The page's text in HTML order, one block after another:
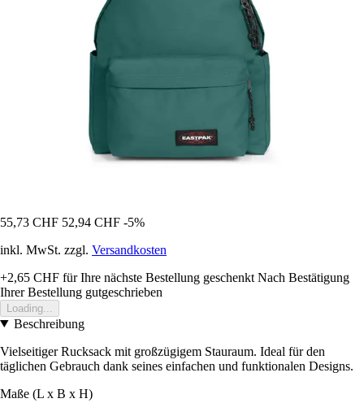
55,73 CHF 52,94 CHF -5%
inkl. MwSt. zzgl. Versandkosten
+2,65 CHF für Ihre nächste Bestellung geschenkt Nach Bestätigung
Ihrer Bestellung gutgeschrieben
Loading...
Beschreibung
Vielseitiger Rucksack mit großzügigem Stauraum. Ideal für den
täglichen Gebrauch dank seines einfachen und funktionalen Designs.
Maße (L x B x H)